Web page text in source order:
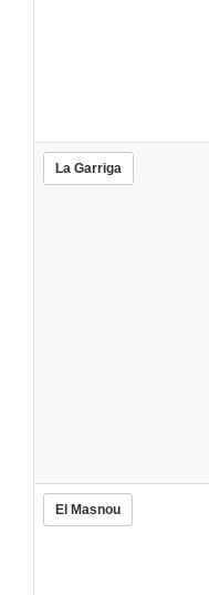
La Garriga
El Masnou